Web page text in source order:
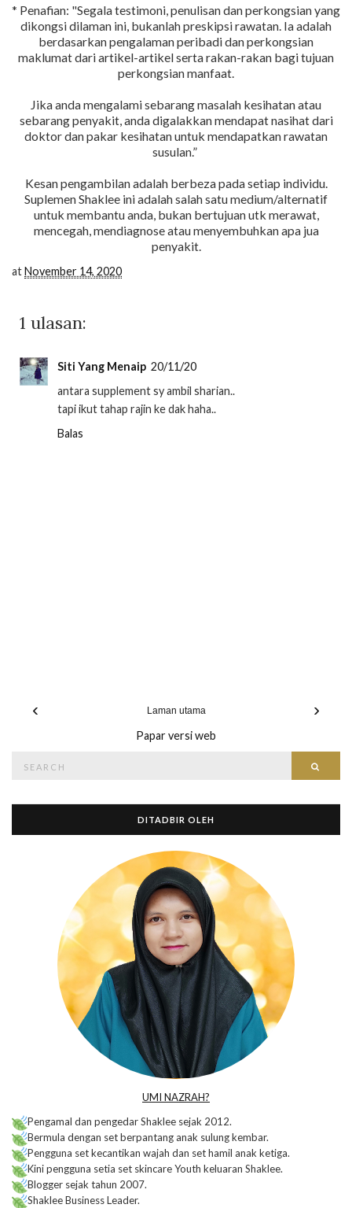
* Penafian: "Segala testimoni, penulisan dan perkongsian yang
dikongsi dilaman ini, bukanlah preskipsi rawatan. Ia adalah
berdasarkan pengalaman peribadi dan perkongsian
maklumat dari artikel-artikel serta rakan-rakan bagi tujuan
perkongsian manfaat.
Jika anda mengalami sebarang masalah kesihatan atau
sebarang penyakit, anda digalakkan mendapat nasihat dari
doktor dan pakar kesihatan untuk mendapatkan rawatan
susulan.”
Kesan pengambilan adalah berbeza pada setiap individu.
Suplemen Shaklee ini adalah salah satu medium/alternatif
untuk membantu anda, bukan bertujuan utk merawat,
mencegah, mendiagnose atau menyembuhkan apa jua
penyakit.
atNovember 14, 2020
1 ulasan:
Siti Yang Menaip 20/11/20
antara supplement sy ambil sharian..
tapi ikut tahap rajin ke dak haha..
Balas
‹ ›
Laman utama
Papar versi web
for:
DITADBIR OLEH
UMI NAZRAH?
Pengamal dan pengedar Shaklee sejak 2012.
Bermula dengan set berpantang anak sulung kembar.
Pengguna set kecantikan wajah dan set hamil anak ketiga.
Kini pengguna setia set skincare Youth keluaran Shaklee.
Blogger sejak tahun 2007.
Shaklee Business Leader.